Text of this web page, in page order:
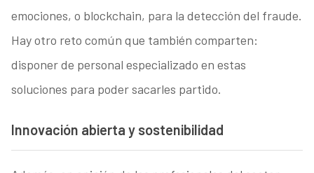
emociones, o blockchain, para la detección del fraude.
Hay otro reto común que también comparten:
disponer de personal especializado en estas
soluciones para poder sacarles partido.
Innovación abierta y sostenibilidad